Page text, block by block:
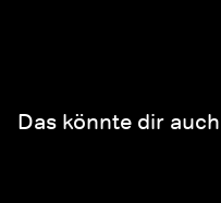
Das könnte dir